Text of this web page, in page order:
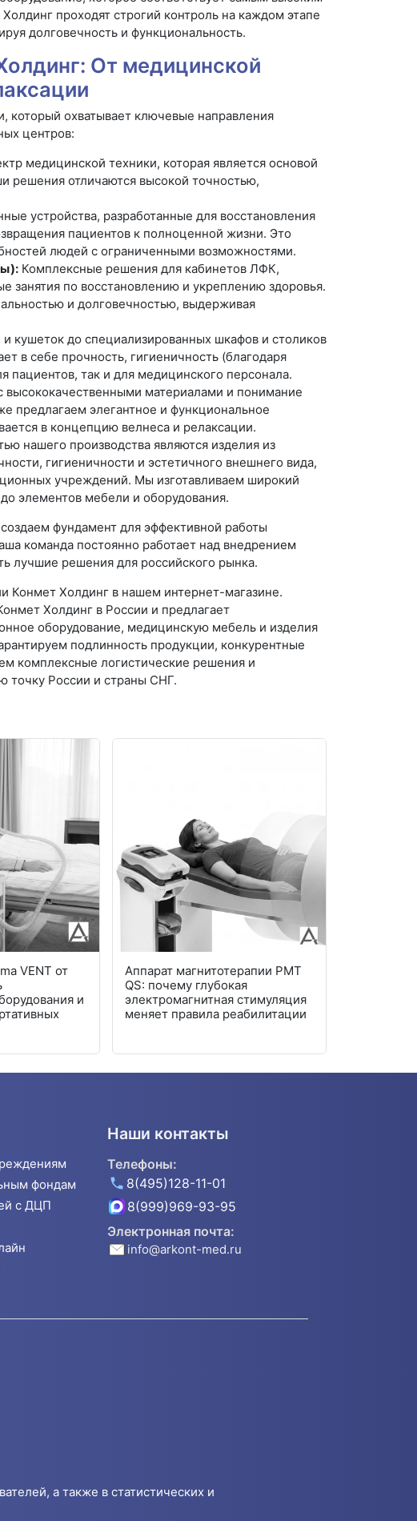
проходят строгий контроль на каждом этапе
долговечность и функциональность.
От медицинской
который охватывает ключевые направления
центров:
медицинской техники, которая является основой
решения отличаются высокой точностью,
устройства, разработанные для восстановления
пациентов к полноценной жизни. Это
людей с ограниченными возможностями.
Комплексные решения для кабинетов ЛФК,
занятия по восстановлению и укреплению здоровья.
и долговечностью, выдерживая
кушеток до специализированных шкафов и столиков
в себе прочность, гигиеничность (благодаря
пациентов, так и для медицинского персонала.
материалами и понимание
предлагаем элегантное и функциональное
в концепцию велнеса и релаксации.
нашего производства являются изделия из
гигиеничности и эстетичного внешнего вида,
учреждений. Мы изготавливаем широкий
элементов мебели и оборудования.
фундамент для эффективной работы
команда постоянно работает над внедрением
лучшие решения для российского рынка.
Конмет Холдинг в нашем интернет-магазине.
Холдинг в России и предлагает
оборудование, медицинскую мебель и изделия
подлинность продукции, конкурентные
комплексные логистические решения и
точку России и страны СНГ.
VENT от
и
Аппарат магнитотерапии PMT
QS: почему глубокая
электромагнитная стимуляция
меняет правила реабилитации
фондам
с ДЦП
Наши контакты
Телефоны:
8(495)128-11-01
8(999)969-93-95
Электронная почта:
info@arkont-med.ru
а также в статистических и